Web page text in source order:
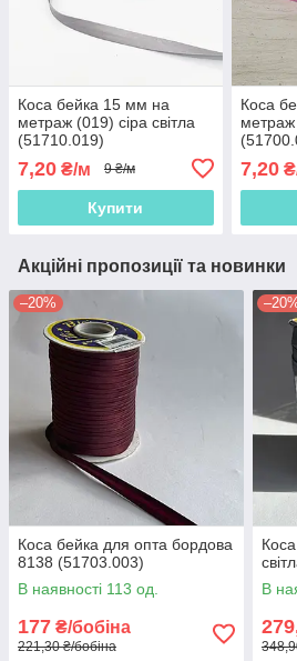
Коса бейка 15 мм на
метраж (019) сіра світла
(51710.019)
7,20 ₴/м 9 ₴/м
Купити
Коса
метраж
7,20
Акційні пропозиції та новинки
–20%
Коса бейка для опта бордова
8138 (51703.003)
В наявності 113 од.
177 ₴/бобіна
221,30 ₴/бобіна
В